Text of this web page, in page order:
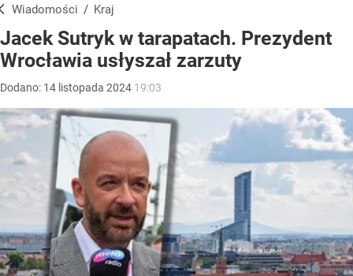
Wiadomości / Kraj
Jacek Sutryk w tarapatach. Prezydent
Wrocławia usłyszał zarzuty
Dodano: 14 listopada 2024 19:03